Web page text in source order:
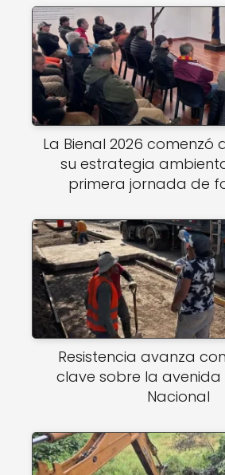
La Bienal 2026 comenzó
su estrategia
primera jornada de
Resistencia avanza
clave sobre la avenida
Nacional